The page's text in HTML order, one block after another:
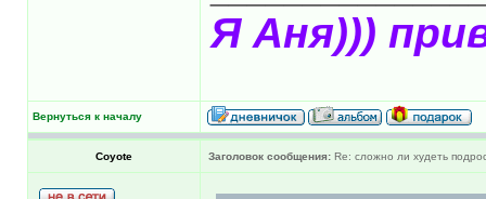
Я Аня)))
Вернуться к началу
Coyote Заголовок сообщения: Re: сложно ли худеть